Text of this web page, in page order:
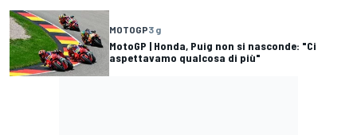
MOTOGP3 g
MotoGP | Honda, Puig non si nasconde: "Ci
aspettavamo qualcosa di più"